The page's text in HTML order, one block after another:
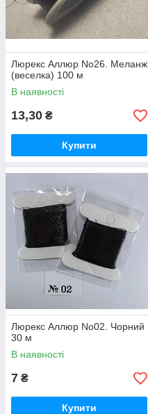
Люрекс Аллюр No26. Меланж
(веселка) 100 м
В наявності
13,30 ₴
Купити
Люрекс Аллюр No02. Чорний
30 м
В наявності
7 ₴
Купити